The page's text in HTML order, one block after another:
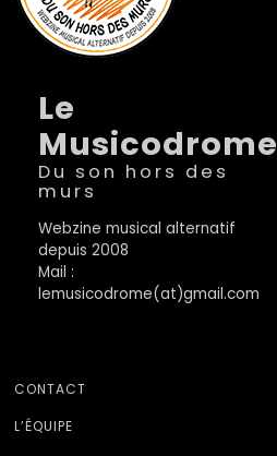
Le
Musicodrome
Du son hors des
murs
Webzine musical alternatif
depuis 2008
Mail :
lemusicodrome(at)gmail.com
CONTACT
L’ÉQUIPE